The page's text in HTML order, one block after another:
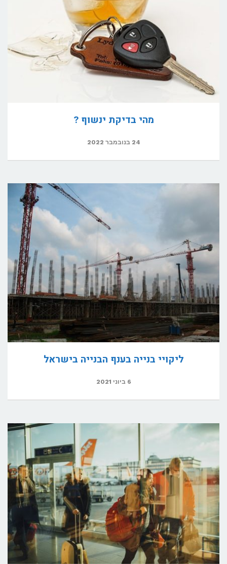
מהי בדיקת ינשוף ?
24 בנובמבר 2022
ליקויי בנייה בענף הבנייה בישראל
6 ביוני 2021